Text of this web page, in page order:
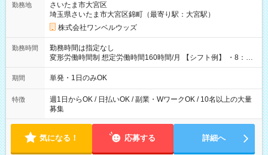
勤務地
さいたま市大宮区
埼玉県さいたま市大宮区錦町（最寄り駅：大宮駅）
株式会社ワンベルウッズ
勤務時間
勤務時間は指定なし
変形労働時間制 想定労働時間160時間/月 【シフト例】 ・8：00
～21：00
期間 単発・1日のみOK
特徴
週1日からOK / 日払いOK / 副業・WワークOK / 10名以上の大量
募集
気になる！ 応募する 詳細へ